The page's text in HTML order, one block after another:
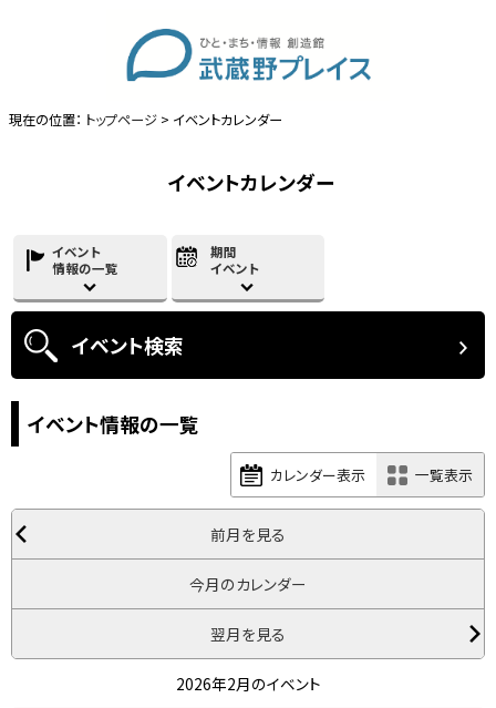
現在の位置： トップページ > イベントカレンダー
イベントカレンダー
イベント
情報の一覧
期間
イベント
イベント検索
イベント情報の一覧
カレンダー表示 一覧表示
前月を見る
今月のカレンダー
翌月を見る
2026年2月のイベント